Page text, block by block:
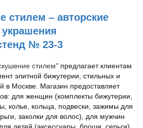
стилем – авторские
украшения
№ 23-3
стилем"предлагает клиентам
элитной бижутерии, стильных и
в Москве. Магазин предоставляет
для женщин (комплекты бижутерии,
колье, кольца, подвески, зажимы для
заколки для волос), для мужчин
детей (аксессуары, броши, серьги),